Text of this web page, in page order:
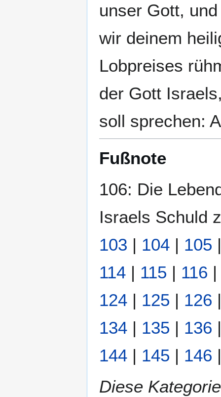
unser Gott,
wir deinem
Lobpreises
der Gott
soll sprechen:
Fußnote
106: Die
Israels Schuld
103 | 104 | 105
114 | 115 | 116
124 | 125 | 126
134 | 135 | 136
144 | 145 | 146
Diese